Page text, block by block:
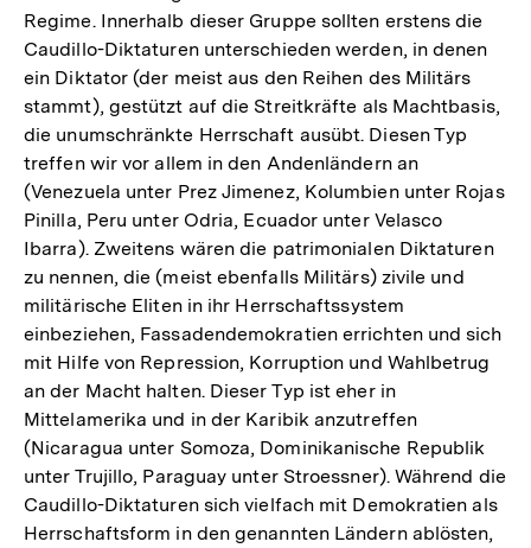
Regime. Innerhalb dieser Gruppe sollten erstens die
Caudillo-Diktaturen unterschieden werden, in denen
ein Diktator (der meist aus den Reihen des Militärs
stammt), gestützt auf die Streitkräfte als Machtbasis,
die unumschränkte Herrschaft ausübt. Diesen Typ
treffen wir vor allem in den Andenländern an
(Venezuela unter Prez Jimenez, Kolumbien unter Rojas
Pinilla, Peru unter Odria, Ecuador unter Velasco
Ibarra). Zweitens wären die patrimonialen Diktaturen
zu nennen, die (meist ebenfalls Militärs) zivile und
militärische Eliten in ihr Herrschaftssystem
einbeziehen, Fassadendemokratien errichten und sich
mit Hilfe von Repression, Korruption und Wahlbetrug
an der Macht halten. Dieser Typ ist eher in
Mittelamerika und in der Karibik anzutreffen
(Nicaragua unter Somoza, Dominikanische Republik
unter Trujillo, Paraguay unter Stroessner). Während die
Caudillo-Diktaturen sich vielfach mit Demokratien als
Herrschaftsform in den genannten Ländern ablösten,